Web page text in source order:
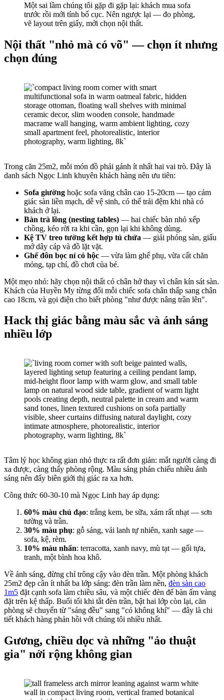
Một sai lầm chúng tôi gặp đi gặp lại: khách mua sofa
trước rồi mới tính bố cục. Nên ngược lại — đo phòng,
vẽ layout trên giấy, mới chọn nội thất.
Nội thất "nhỏ mà có võ" — chọn ít nhưng
chọn đúng
Trong căn 25m2, mỗi món đồ phải gánh ít nhất hai vai trò. Đây là
danh sách Ngọc Linh khuyên khách hàng nên ưu tiên:
Sofa giường hoặc sofa văng chân cao 15-20cm — tạo cảm
giác sàn liền mạch, dễ vệ sinh, có thể trải đệm khi nhà có
khách ở lại.
Bàn trà lồng (nesting tables) — hai chiếc bàn nhỏ xếp
chồng, kéo rời ra khi cần, gọn lại khi không dùng.
Kệ TV treo tường kết hợp tủ chứa — giải phóng sàn, giấu
mớ dây cáp và đồ lặt vặt.
Ghế đôn bọc nỉ có hộc — vừa làm ghế phụ, vừa cất chăn
mỏng, tạp chí, đồ chơi của bé.
Một mẹo nhỏ: hãy chọn nội thất có chân hở thay vì chân kín sát sàn.
Khách của Huyền My từng đổi mỗi chiếc sofa chân thấp sang chân
cao 18cm, và gọi điện cho biết phòng "như được nâng trần lên".
Hack thị giác bằng màu sắc và ánh sáng
nhiều lớp
Tâm lý học không gian nhỏ thực ra rất đơn giản: mắt người càng đi
xa được, càng thấy phòng rộng. Màu sáng phản chiếu nhiều ánh
sáng nên đẩy biên giới thị giác ra xa hơn.
Công thức 60-30-10 mà Ngọc Linh hay áp dụng:
60% màu chủ đạo: trắng kem, be sữa, xám rất nhạt — sơn
tường và trần.
30% màu phụ: gỗ sáng, vải lanh tự nhiên, xanh sage —
sofa, kệ, rèm.
10% màu nhấn: terracotta, xanh navy, mù tạt — gối tựa,
tranh, một bình hoa khô.
Về ánh sáng, đừng chỉ trông cậy vào đèn trần. Một phòng khách
25m2 đẹp cần ít nhất ba lớp sáng: đèn trần làm nền, đèn sàn cao
1m5 đặt cạnh sofa làm chiều sâu, và một chiếc đèn để bàn ấm vàng
đặt trên kệ thấp. Buổi tối khi tắt đèn trần, bật hai lớp còn lại, căn
phòng sẽ chuyển từ "sáng đều" sang "có không khí" — đây là chi
tiết khách hàng phản hồi với chúng tôi nhiều nhất.
Gương, chiều dọc và những "ảo thuật
gia" nới rộng không gian